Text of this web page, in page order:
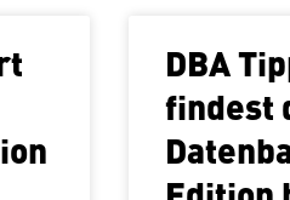
DBA
findest